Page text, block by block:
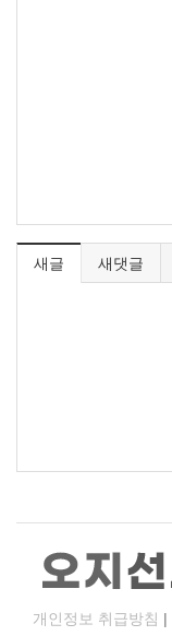
새글 새댓글
개인정보 취급방침 |